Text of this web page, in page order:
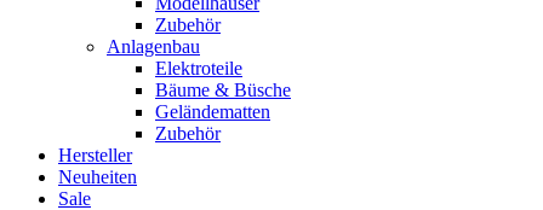
Zubehör
Anlagenbau
Elektroteile
Bäume & Büsche
Geländematten
Zubehör
Hersteller
Neuheiten
Sale